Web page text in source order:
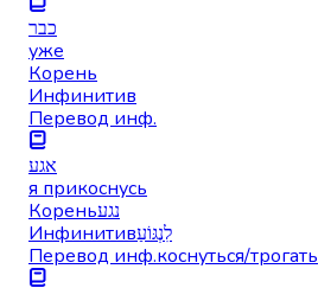
כבר
уже
Корень
Инфинитив
Перевод инф.
אגע
я прикоснусь
Кореньנגע
Инфинитивלִנְגּוֹעַ
Перевод инф.коснуться/трогать